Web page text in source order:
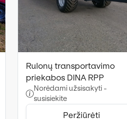
Rulonų transportavimo
priekabos DINA RPP
Norėdami užsisakyti -
susisiekite
Peržiūrėti